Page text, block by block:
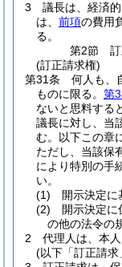
3
議長は、経済
は、 前項の費用
る。
第2節
(訂正請求権)
第31条
何人も、
ものに限る。 第
ないと思料する
議長に対し、当
む。以下この章
ただし、当該保
により特別の手
い。
(1)
開示決定に
(2)
開示決定に
の他の法令の
2
代理人は、本
(以下「訂正請求